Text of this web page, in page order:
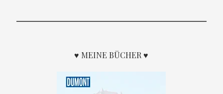
♥ MEINE BÜCHER ♥